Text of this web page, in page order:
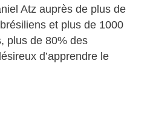
Atz auprès de plus de
et plus de 1000
plus de 80% des
d’apprendre le